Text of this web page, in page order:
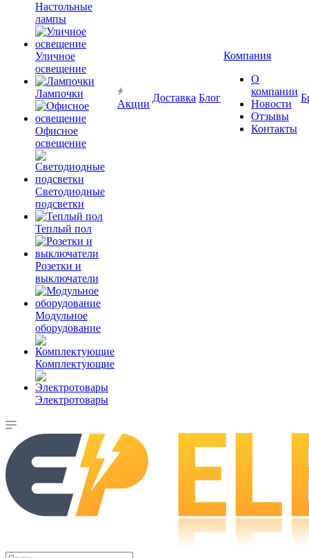
Настольные
лампы
Уличное
освещение
Лампочки
Офисное
освещение
Светодиодные
подсветки
Теплый пол
Розетки и
выключатели
Модульное
оборудование
Комплектующие
Электротовары
Акции
Доставка Блог
Компания
О
компании
Новости
Отзывы
Контакты